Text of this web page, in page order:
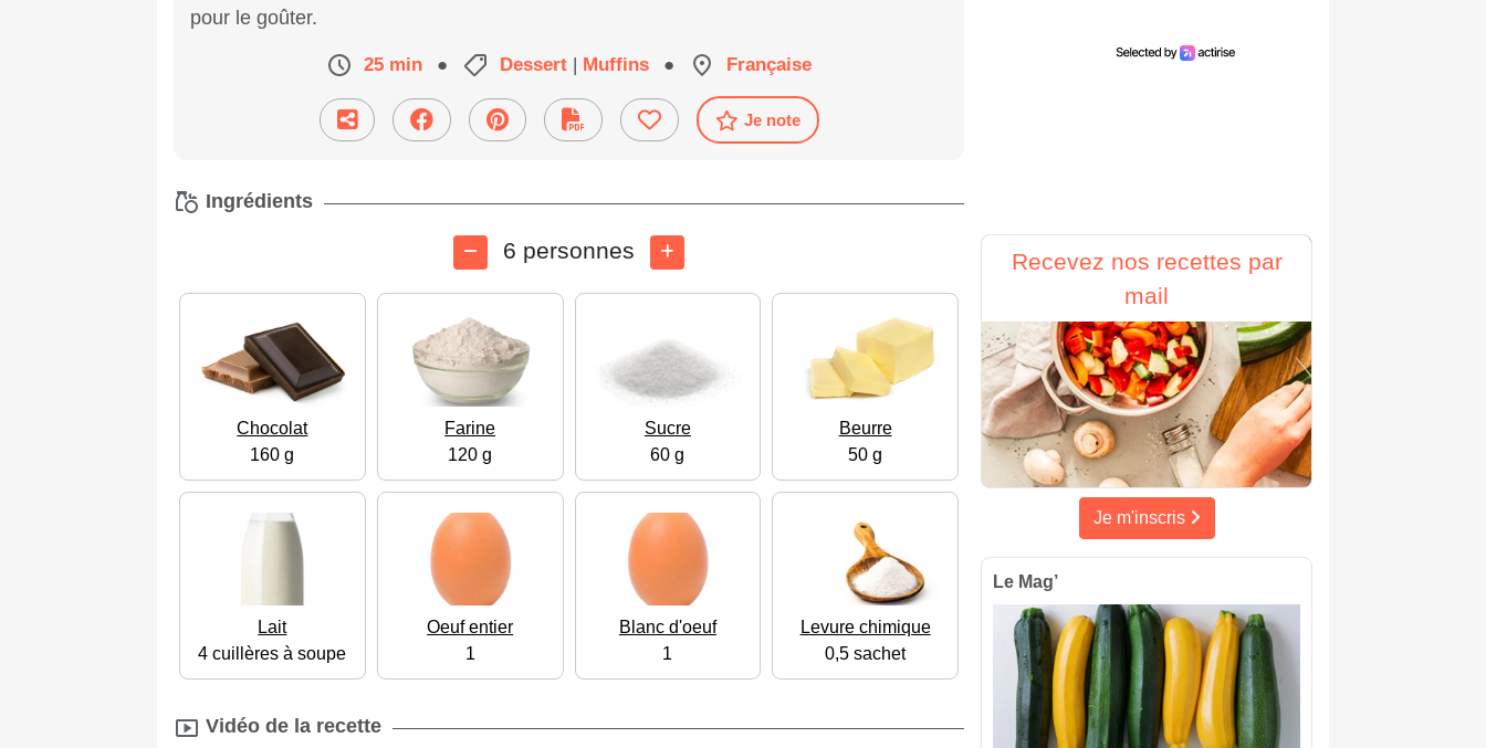
pour le goûter.
25 min ● Dessert | Muffins ● Française
Je note
Ingrédients
6 personnes
Chocolat
160 g
Farine
120 g
Sucre
60 g
Beurre
50 g
Lait
4 cuillères à soupe
Oeuf entier
1
Blanc d'oeuf
1
Levure chimique
0,5 sachet
Vidéo de la recette
Recevez nos recettes par
mail
Je m'inscris
Le Mag’